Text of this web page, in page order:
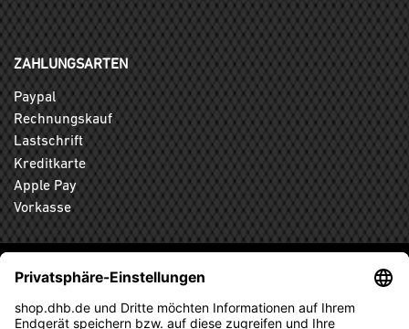
ZAHLUNGSARTEN
Paypal
Rechnungskauf
Lastschrift
Kreditkarte
Apple Pay
Vorkasse
ABONNIEREN SIE DEN KOSTENLOSEN DHB-FANSHOP
NEWSLETTER UND VERPASSEN SIE KEINE NEUIGKEIT ODER
AKTION MEHR.